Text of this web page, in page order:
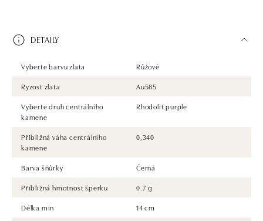
DETAILY
Vyberte barvu zlata
Růžové
Ryzost zlata
Au585
Vyberte druh centrálního
kamene
Rhodolit purple
Přibližná váha centrálního
kamene
0,340
Barva šňůrky
Černá
Přibližná hmotnost šperku
0.7 g
Délka min
14 cm